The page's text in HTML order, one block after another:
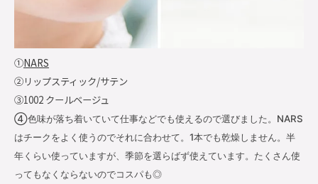
①NARS
②リップスティック/サテン
③1002 クールベージュ
④色味が落ち着いていて仕事などでも使えるので選びました。NARS
はチークをよく使うのでそれに合わせて。1本でも乾燥しません。半
年くらい使っていますが、季節を選らばず使えています。たくさん使
ってもなくならないのでコスパも◎